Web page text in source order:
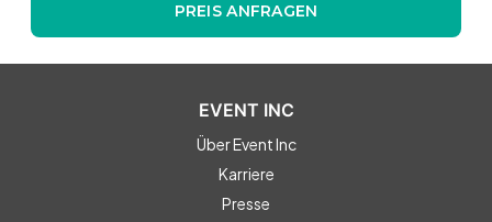
PREIS ANFRAGEN
EVENT INC
Über Event Inc
Karriere
Presse